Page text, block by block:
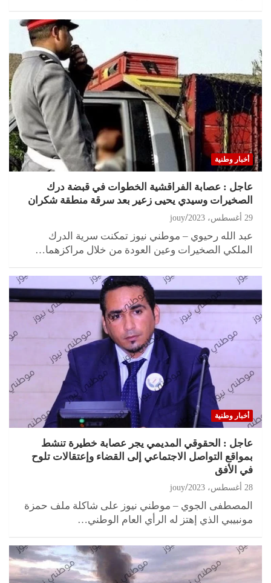
أخبار وطنية
عاجل : عصابة الفراقشية الخطوات في قبضة درك
الصخيرات وسيدي يحيى زعير بعد سرقة منطقة شكران
29 أغسطس، 2023 jouy
عبد الله رحيوي – موطني نيوز تمكنت سرية الدرك
الملكي الصخيرات وعين العودة من خلال مراكزهما…
أخبار وطنية
عاجل : الحقوقي المديمي يجر عصابة خطيرة تنشط
بمواقع التواصل الاجتماعي إلى القضاء وإعتقالات تلوح
في الأفق
28 أغسطس، 2023 jouy
المصطفى الجوي – موطني نيوز على شاكلة ملف حمزة
مونبيبي الذي إهتز له الرأي العام الوطني…